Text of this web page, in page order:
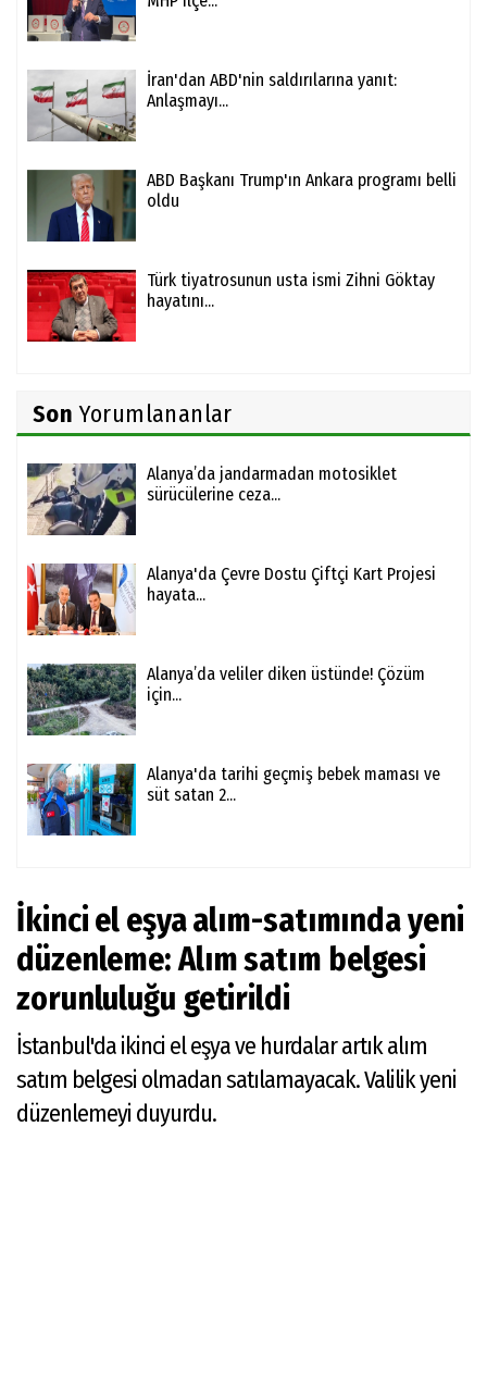
İran'dan ABD'nin saldırılarına yanıt:
Anlaşmayı...
ABD Başkanı Trump'ın Ankara programı belli
oldu
Türk tiyatrosunun usta ismi Zihni Göktay
hayatını...
Son Yorumlananlar
Alanya’da jandarmadan motosiklet
sürücülerine ceza...
Alanya'da Çevre Dostu Çiftçi Kart Projesi
hayata...
Alanya’da veliler diken üstünde! Çözüm
için...
Alanya'da tarihi geçmiş bebek maması ve
süt satan 2...
İkinci el eşya alım-satımında yeni
düzenleme: Alım satım belgesi
zorunluluğu getirildi
İstanbul'da ikinci el eşya ve hurdalar artık alım
satım belgesi olmadan satılamayacak. Valilik yeni
düzenlemeyi duyurdu.